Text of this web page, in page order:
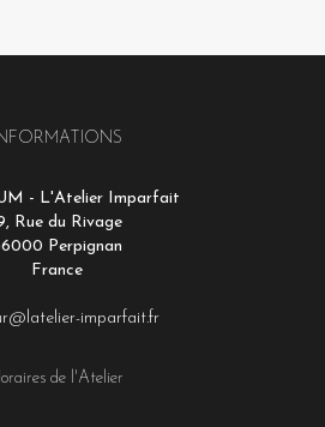
- L'Atelier Imparfait
Rue du Rivage
Perpignan
France
imparfait.fr
de l'Atelier